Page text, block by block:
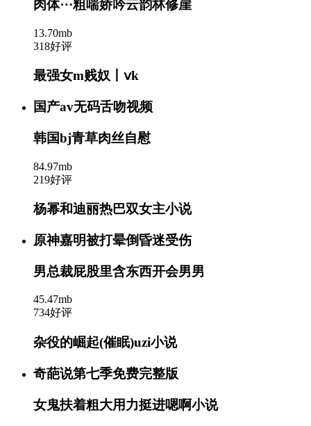
肉体⋯粗喘娇吟云韵林修崖
13.70mb
318好评
最强女m贱奴丨ⅴk
国产av无码舌吻视频
韩国bj青草肉丝自慰
84.97mb
219好评
杨幂和迪丽热巴双女主小说
原神嘉明被打晕倒昏迷受伤
男总裁屁股里含东西开会男男
45.47mb
734好评
杂役的崛起(催眠)uzi小说
奇葩说第七季免费完整版
女鬼扶着粗大用力挺进嗯啊小说